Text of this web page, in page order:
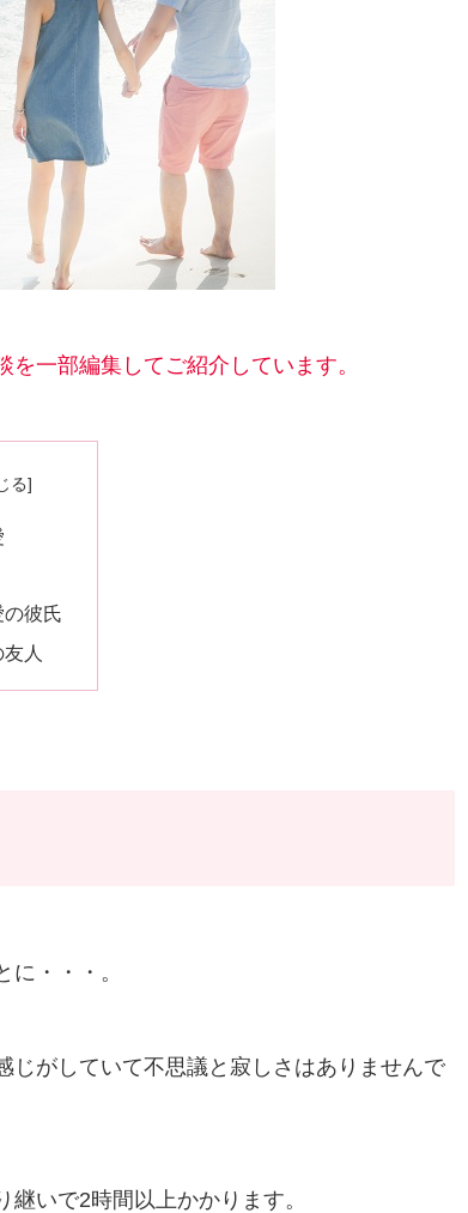
を一部編集してご紹介しています。
彼氏
人
・・・。
がしていて不思議と寂しさはありませんで
いで2時間以上かかります。